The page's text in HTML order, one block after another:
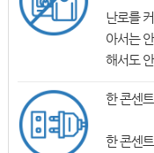
난로를
아서는
해서도
한 콘센
한 콘센